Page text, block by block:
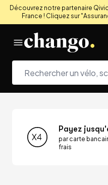
Découvrez notre partenaire
France ! Cliquez sur
Payez
par carte
frais